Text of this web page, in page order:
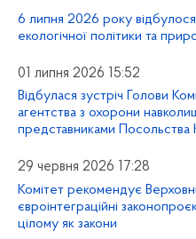
6 липня 2026 року відбулося
екологічної політики та
01 липня 2026 15:52
Відбулася зустріч Голови
агентства з охорони
представниками Посольства
29 червня 2026 17:28
Комітет рекомендує
євроінтеграційні
цілому як закони